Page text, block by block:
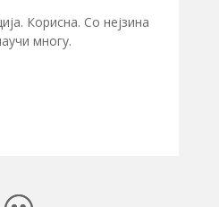
Корисна. Со нејзина
многу.